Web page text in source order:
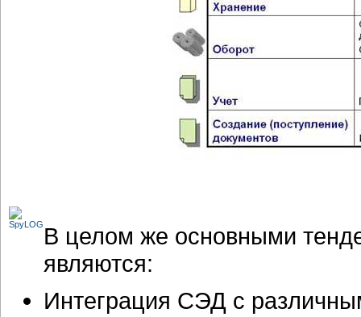
В целом же основными
являются:
Интеграция СЭД с